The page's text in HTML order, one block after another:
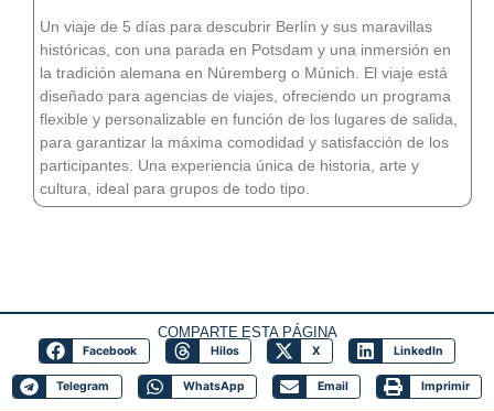
Un viaje de 5 días para descubrir Berlín y sus maravillas
históricas, con una parada en Potsdam y una inmersión en
la tradición alemana en Núremberg o Múnich. El viaje está
diseñado para agencias de viajes, ofreciendo un programa
flexible y personalizable en función de los lugares de salida,
para garantizar la máxima comodidad y satisfacción de los
participantes. Una experiencia única de historia, arte y
cultura, ideal para grupos de todo tipo.
COMPARTE ESTA PÁGINA
Facebook Hilos X LinkedIn
Telegram WhatsApp Email Imprimir